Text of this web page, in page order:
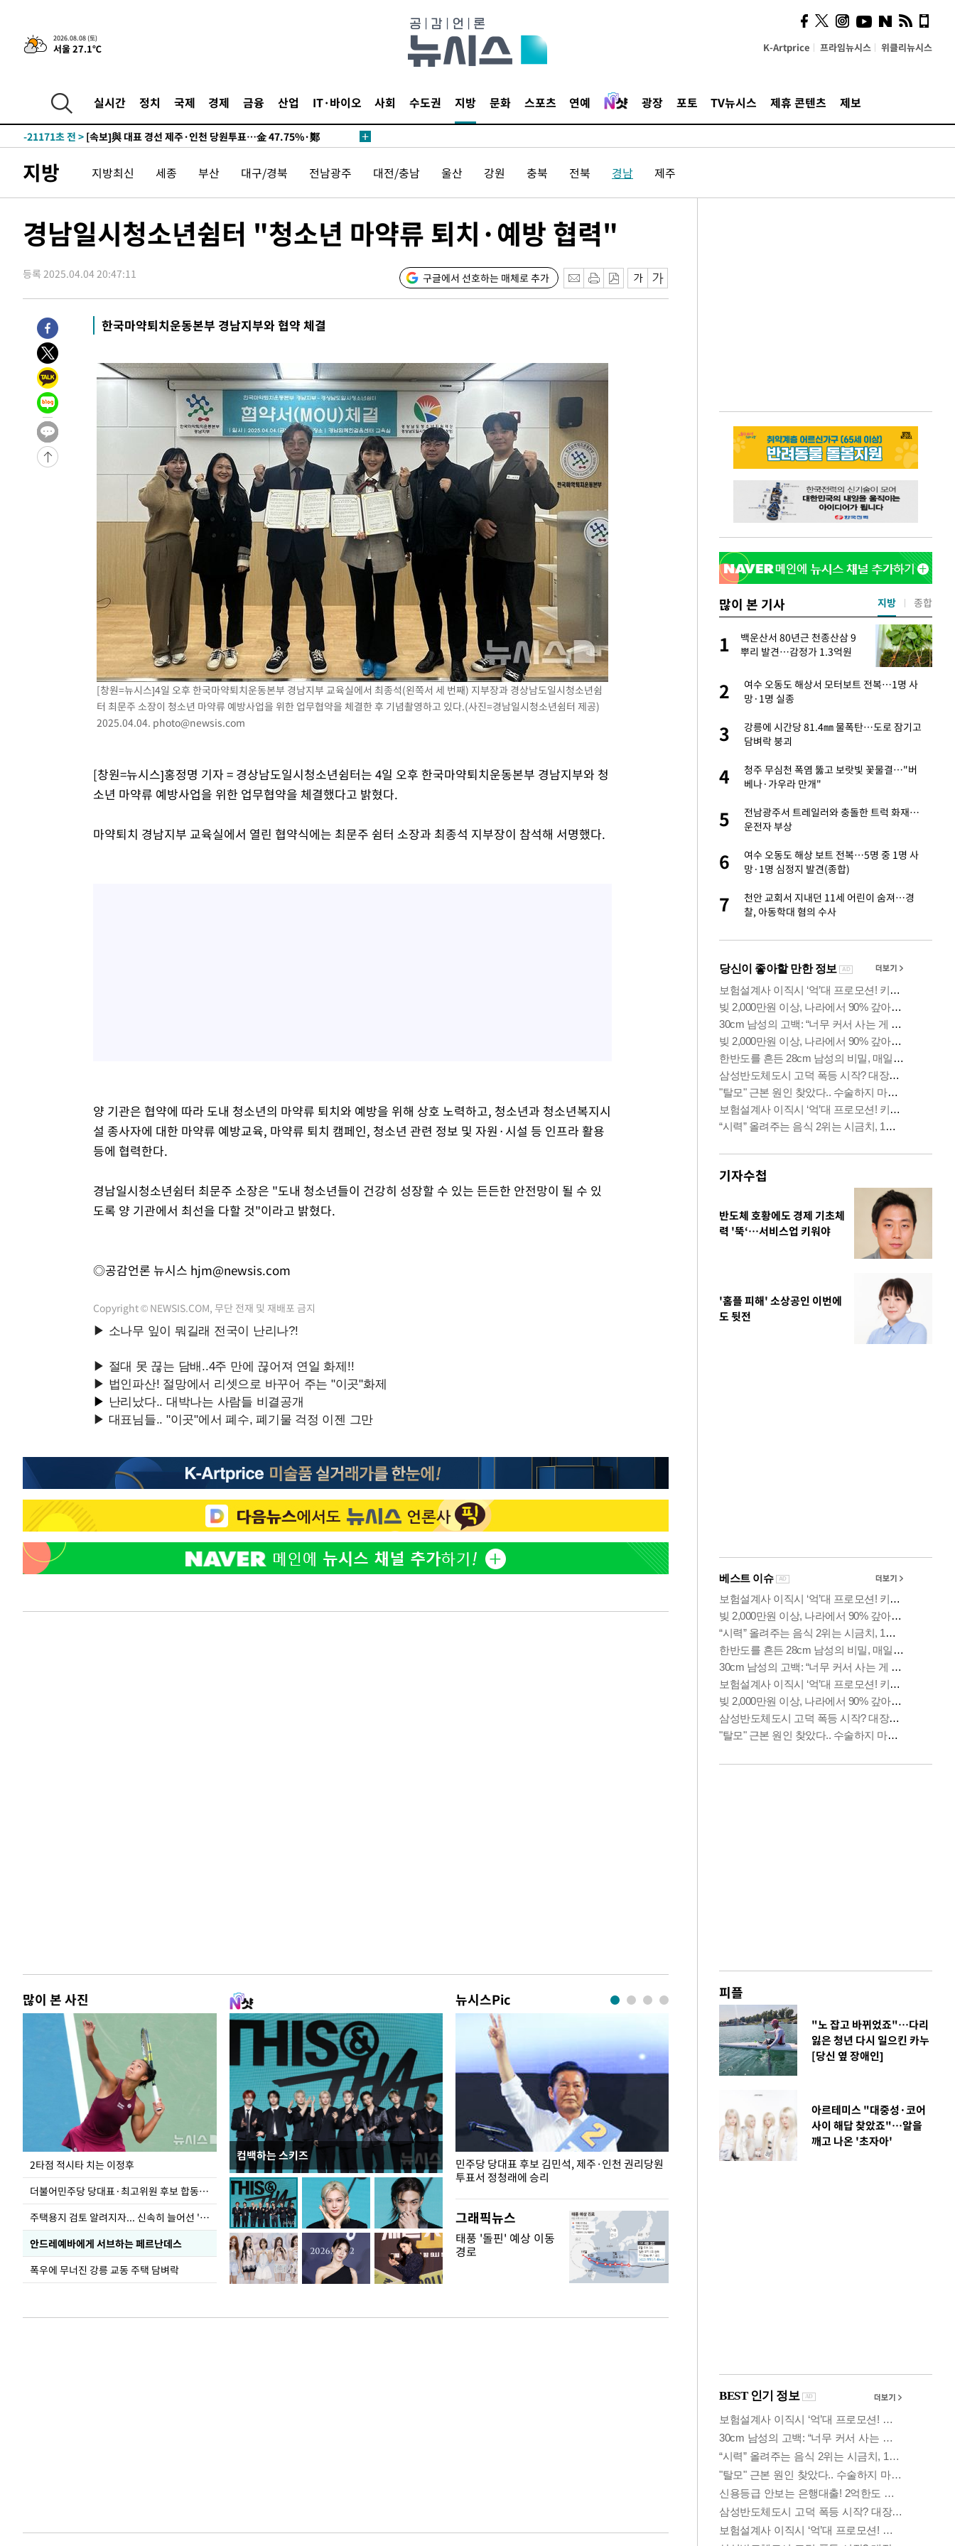
2026.08.08 (토)
서울 27.1℃ K-Artprice 프라임뉴시스 위클리뉴시스
실시간 정치 국제 경제 금융 산업 IT·바이오 사회 수도권 지방 문화 스포츠 연예 광장 포토 TV뉴시스 제휴 콘텐츠 제보
8시간 전 >[속보]뉴욕증시 상승 마감…S&P 0.6% 나스닥 1.3%↑
-21936초 전 >
[속보]與최고위원 제주·인천 순회경선…박선원·최민희·서미화·
한민수·김용 순
-21889초 전 >
청래 44.56%
-21171초 전 > [속보]與 대표 경선 제주·인천 당원투표…金 47.75%·鄭
것"
-20640초 전 >
[속보]與 당대표 경선, 제주·인천 권리당원 투표 김민석 승리
-14414초 전 >낮 최고 35도 '무더위'…동해안 시간당 30㎜ '강한 비'[내일날씨]
틀레티코 이적"
-13466초 전 >수도권 40도 육박 '펄펄'…동해안 일부 지역엔 호의주의보
-6380초 전 >강릉에 시간당 81.4㎜ 물폭탄…도로 잠기고 담벼락 붕괴
-2487초 전 >백운산서 80년근 천종산삼 9뿌리 발견…감정가 1.3억원
-197초 전 >
선재도서 해루질 나섰다 실종 60대, 닷새 만에 숨진 채 발견
37분 전 >
남자 농구, 나고야 아시안게임서 '홈팀' 일본과 한일전
48분 전 >
1시간 전 >
극한폭염 한풀 꺾이지만…'낮 최고 35도' 무더위, 열대야 계속[다음주
날씨]
2시간 전 >
축구협회 "압수수색·성접대 논란 사과…쇄신의 기회로 삼겠다"
3시간 전 >
[속보]'압수수색·성접대 논란' 축구협회 "실망과 걱정 안겨드려 죄송"
6시간 전 >
'최고 37도' 폭염 지속…강원동해안 최대 150㎜ 비
8시간 전 >
[속보]뉴욕증시 상승 마감…S&P 0.6% 나스닥 1.3%↑
이란 "호르무즈 재개방 합의 근접…美 배상 선행돼야"
[속보]與최고위원 제주·인천 순회경선…박선원·최민희·서미화·
[속보]김민석, 與 전대 당원투표 누적 득표율 45.42%로 1위… 정
[속보]與 대표 경선 제주·인천 당원투표…金 47.75%·鄭
이강인 "아틀레티코 이적 기뻐…등번호 7번 의미보단 팀 위해 뛸
[속보]與 당대표 경선, 제주·인천 권리당원 투표 김민석 승리
낮 최고 35도 '무더위'…동해안 시간당 30㎜ '강한 비'[내일날씨]
[속보]이강인 "감독님이 원하는 마음 느꼈고, 많은 트로피 원해 아
수도권 40도 육박 '펄펄'…동해안 일부 지역엔 호의주의보
온열질환 사망자 3명 늘어…누적 환자 3000명 돌파
강릉에 시간당 81.4㎜ 물폭탄…도로 잠기고 담벼락 붕괴
백운산서 80년근 천종산삼 9뿌리 발견…감정가 1.3억원
선재도서 해루질 나섰다 실종 60대, 닷새 만에 숨진 채 발견
남자 농구, 나고야 아시안게임서 '홈팀' 일본과 한일전
극한폭염 한풀 꺾이지만…'낮 최고 35도' 무더위, 열대야 계속[다음주
축구협회 "압수수색·성접대 논란 사과…쇄신의 기회로 삼겠다"
'최고 37도' 폭염 지속…강원동해안 최대 150㎜ 비
지방 지방최신 세종 부산 대구/경북 전남광주 대전/충남 울산 강원 충북 전북 경남 제주
경남일시청소년쉼터 "청소년 마약류 퇴치·예방 협력"
등록 2025.04.04 20:47:11 구글에서 선호하는 매체로 추가
한국마약퇴치운동본부 경남지부와 협약 체결
[창원=뉴시스]4일 오후 한국마약퇴치운동본부 경남지부 교육실에서 최종석(왼쪽서 세 번째) 지부장과 경상남도일시청소년쉼
터 최문주 소장이 청소년 마약류 예방사업을 위한 업무협약을 체결한 후 기념촬영하고 있다.(사진=경남일시청소년쉼터 제공)
2025.04.04. photo@newsis.com
[창원=뉴시스]홍정명 기자 = 경상남도일시청소년쉼터는 4일 오후 한국마약퇴치운동본부 경남지부와 청
소년 마약류 예방사업을 위한 업무협약을 체결했다고 밝혔다.
마약퇴치 경남지부 교육실에서 열린 협약식에는 최문주 쉼터 소장과 최종석 지부장이 참석해 서명했다.
양 기관은 협약에 따라 도내 청소년의 마약류 퇴치와 예방을 위해 상호 노력하고, 청소년과 청소년복지시
설 종사자에 대한 마약류 예방교육, 마약류 퇴치 캠페인, 청소년 관련 정보 및 자원·시설 등 인프라 활용
등에 협력한다.
경남일시청소년쉼터 최문주 소장은 "도내 청소년들이 건강히 성장할 수 있는 든든한 안전망이 될 수 있
도록 양 기관에서 최선을 다할 것"이라고 밝혔다.
◎공감언론 뉴시스 hjm@newsis.com
Copyright © NEWSIS.COM, 무단 전재 및 재배포 금지
많이 본 사진
2타점 적시타 치는 이정후
더불어민주당 당대표·최고위원 후보 합동연설회
주택용지 검토 알려지자... 신속히 늘어선 '근조화환'
안드레예바에게 서브하는 페르난데스
폭우에 무너진 강릉 교동 주택 담벼락
컴백하는 스키즈
뉴시스Pic
이번주 국회에는 무슨 일이? [뉴시스국회토pic]
민주당 당대표 후보 김민석, 제주·인천 권리당원
투표서 정청래에 승리
무더위 잊는 도심형 여름 축제 '2026 서울 바캉스
그래픽뉴스
태풍 '돌핀' 예상 이동
경로
많이 본 기사
1
"손 떨림 포착"…카라 한승
연, 건강 괜찮나 팬들 '걱정'
2
'덜 똘똘한 한 채' 시대 오나…20억대 아파트
에 쏠리는 관심[세제 개편, 그 이후②]
4
외신 주목한 '축구협회 성접대 의혹'…2002
한일월드컵까지 소환
1
백운산서 80년근 천종산삼 9
뿌리 발견…감정가 1.3억원
2
여수 오동도 해상서 모터보트 전복…1명 사
망·1명 실종
3
강릉에 시간당 81.4㎜ 물폭탄…도로 잠기고
담벼락 붕괴
4
청주 무심천 폭염 뚫고 보랏빛 꽃물결…"버
베나·가우라 만개"
5
전남광주서 트레일러와 충돌한 트럭 화재…
운전자 부상
6
여수 오동도 해상 보트 전복…5명 중 1명 사
망·1명 심정지 발견(종합)
7
천안 교회서 지내던 11세 어린이 숨져…경
찰, 아동학대 혐의 수사
지방 종합
기자수첩
반도체 호황에도 경제 기초체
력 '뚝‘…서비스업 키워야
'홈플 피해' 소상공인 이번에
도 뒷전
피플
"노 잡고 바뀌었죠"…다리
잃은 청년 다시 일으킨 카누
[당신 옆 장애인]
아르테미스 "대중성·코어
사이 해답 찾았죠"…알을
깨고 나온 '초자아'